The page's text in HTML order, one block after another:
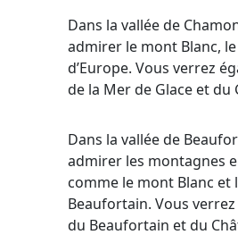
Dans la vallée de
admirer le mont Blanc,
d’Europe. Vous verrez
de la Mer de Glace et du
Dans la vallée de
admirer les montagnes
comme le mont Blanc et
Beaufortain. Vous
du Beaufortain et du